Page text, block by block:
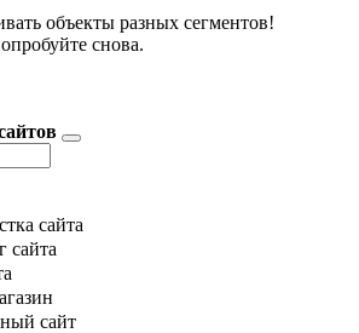
объекты разных сегментов!
снова.
сайта
сайта
сайт